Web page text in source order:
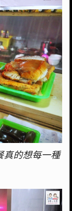
真的想每一種